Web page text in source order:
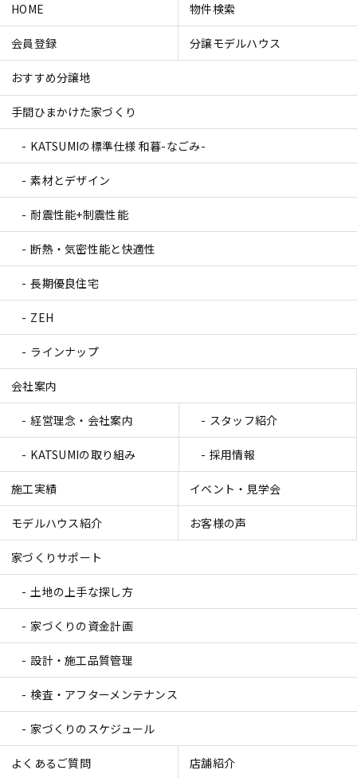
HOME 物件検索
会員登録 分譲モデルハウス
おすすめ分譲地
手間ひまかけた家づくり
KATSUMIの標準仕様 和暮-なごみ-
素材とデザイン
耐震性能+制震性能
断熱・気密性能と快適性
長期優良住宅
ZEH
ラインナップ
会社案内
経営理念・会社案内 スタッフ紹介
KATSUMIの取り組み 採用情報
施工実績 イベント・見学会
モデルハウス紹介 お客様の声
家づくりサポート
土地の上手な探し方
家づくりの資金計画
設計・施工品質管理
検査・アフターメンテナンス
家づくりのスケジュール
よくあるご質問 店舗紹介